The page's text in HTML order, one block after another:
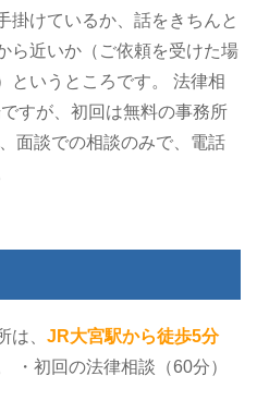
掛けているか、話をきちんと
ら近いか（ご依頼を受けた場
というところです。
法律相
すが、初回は無料の事務所
面談での相談のみで、電話
は、 JR大宮駅から徒歩5分
・初回の法律相談（60分）